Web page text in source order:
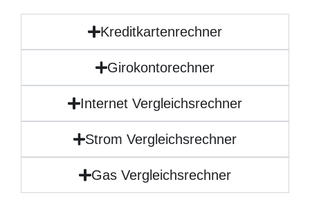
Kreditkartenrechner
Girokontorechner
Internet Vergleichsrechner
Strom Vergleichsrechner
Gas Vergleichsrechner